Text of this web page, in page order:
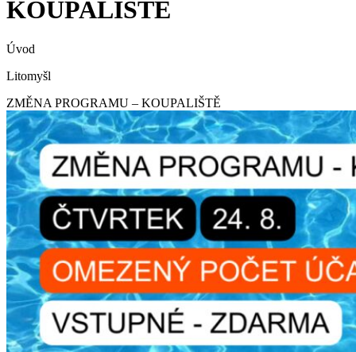
KOUPALIŠTĚ
Úvod
Litomyšl
ZMĚNA PROGRAMU – KOUPALIŠTĚ